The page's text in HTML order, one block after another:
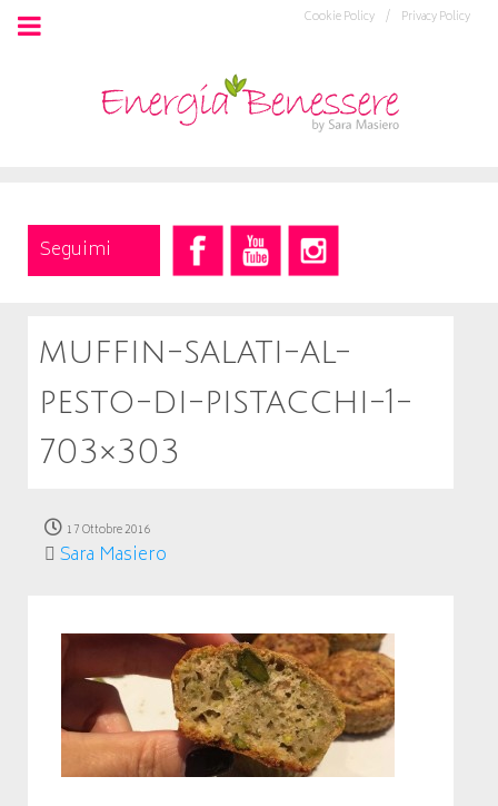
Privacy Policy
Cookie Policy /
Seguimi
muffin-salati-al-
pesto-di-pistacchi-1-
703×303
17 Ottobre 2016
Sara Masiero